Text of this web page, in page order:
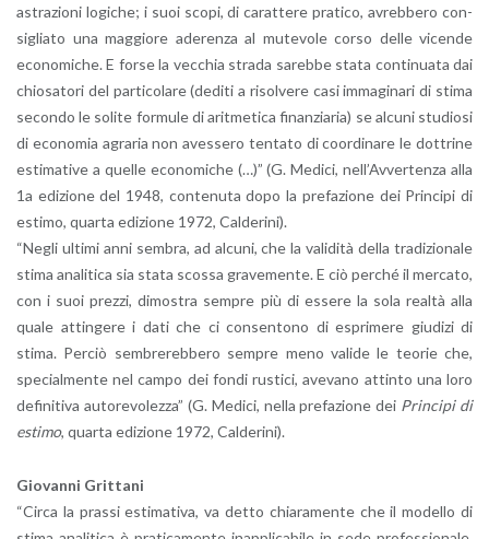
astra­zio­ni lo­gi­che; i suoi scopi, di ca­rat­te­re pra­ti­co, avreb­be­ro con­
si­glia­to una mag­gio­re ade­ren­za al mu­te­vo­le corso delle vi­cen­de
eco­no­mi­che. E forse la vec­chia stra­da sa­reb­be stata con­ti­nua­ta dai
chio­sa­to­ri del par­ti­co­la­re (de­di­ti a ri­sol­ve­re casi im­ma­gi­na­ri di stima
se­con­do le so­li­te for­mu­le di arit­me­ti­ca fi­nan­zia­ria) se al­cu­ni stu­dio­si
di eco­no­mia agra­ria non aves­se­ro ten­ta­to di coor­di­na­re le dot­tri­ne
esti­ma­ti­ve a quel­le eco­no­mi­che (…)” (G. Me­di­ci, nel­l’Av­ver­ten­za alla
1a edi­zio­ne del 1948, con­te­nu­ta dopo la pre­fa­zio­ne dei Prin­ci­pi di
esti­mo, quar­ta edi­zio­ne 1972, Cal­de­ri­ni).
“Negli ul­ti­mi anni sem­bra, ad al­cu­ni, che la va­li­di­tà della tra­di­zio­na­le
stima ana­li­ti­ca sia stata scos­sa gra­ve­men­te. E ciò per­ché il mer­ca­to,
con i suoi prez­zi, di­mo­stra sem­pre più di es­se­re la sola real­tà alla
quale at­tin­ge­re i dati che ci con­sen­to­no di espri­me­re giu­di­zi di
stima. Per­ciò sem­bre­reb­be­ro sem­pre meno va­li­de le teo­rie che,
spe­cial­men­te nel campo dei fondi ru­sti­ci, ave­va­no at­tin­to una loro
de­fi­ni­ti­va au­to­re­vo­lez­za” (G. Me­di­ci, nella pre­fa­zio­ne dei Prin­ci­pi di
esti­mo, quar­ta edi­zio­ne 1972, Cal­de­ri­ni).
Gio­van­ni Grit­ta­ni
“Circa la pras­si esti­ma­ti­va, va detto chia­ra­men­te che il mo­del­lo di